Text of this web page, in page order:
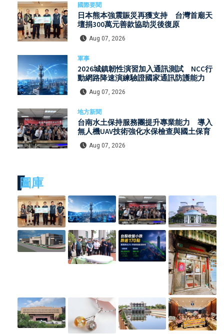
國際要聞
日本熊本強震賑災再獲支持 台灣首廟天
壇捐300萬元善款協助災後復原
Aug 07, 2026
軍事
2026城鎮韌性演習加入通訊測試 NCC行
動網路降速演練驗證國家通訊防護能力
Aug 07, 2026
地方新聞
台南水土保持服務團提升專業能力 導入
無人機UAV技術強化水保檢查與國土保育
Aug 07, 2026
圖庫